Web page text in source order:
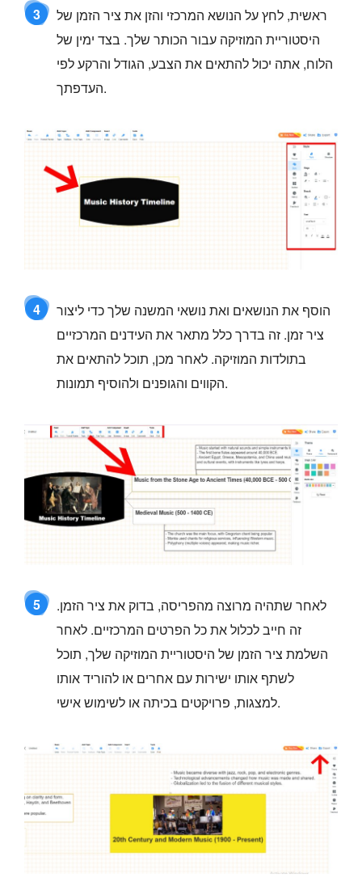
3
ראשית, לחץ על הנושא המרכזי והזן את ציר הזמן של
היסטוריית המוזיקה עבור הכותר שלך. בצד ימין של
הלוח, אתה יכול להתאים את הצבע, הגודל והרקע לפי
העדפתך.
4
הוסף את הנושאים ואת נושאי המשנה שלך כדי ליצור
ציר זמן. זה בדרך כלל מתאר את העידנים המרכזיים
בתולדות המוזיקה. לאחר מכן, תוכל להתאים את
הקווים והגופנים ולהוסיף תמונות.
5
לאחר שתהיה מרוצה מהפריסה, בדוק את ציר הזמן.
זה חייב לכלול את כל הפרטים המרכזיים. לאחר
השלמת ציר הזמן של היסטוריית המוזיקה שלך, תוכל
לשתף אותו ישירות עם אחרים או להוריד אותו
למצגות, פרויקטים בכיתה או לשימוש אישי.